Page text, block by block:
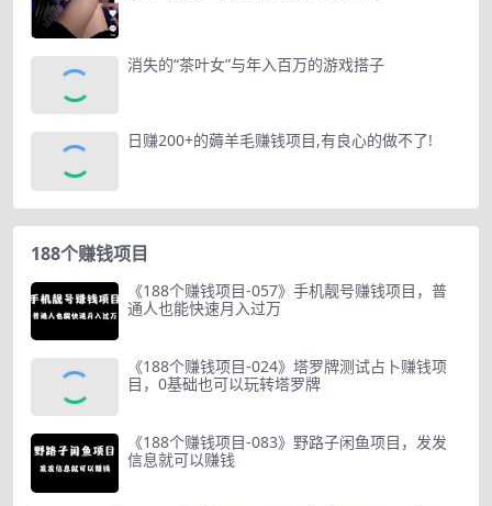
消失的“茶叶女”与年入百万的游戏搭子
日赚200+的薅羊毛赚钱项目,有良心的做不了!
188个赚钱项目
《188个赚钱项目-057》手机靓号赚钱项目，普
通人也能快速月入过万
《188个赚钱项目-024》塔罗牌测试占卜赚钱项
目，0基础也可以玩转塔罗牌
《188个赚钱项目-083》野路子闲鱼项目，发发
信息就可以赚钱